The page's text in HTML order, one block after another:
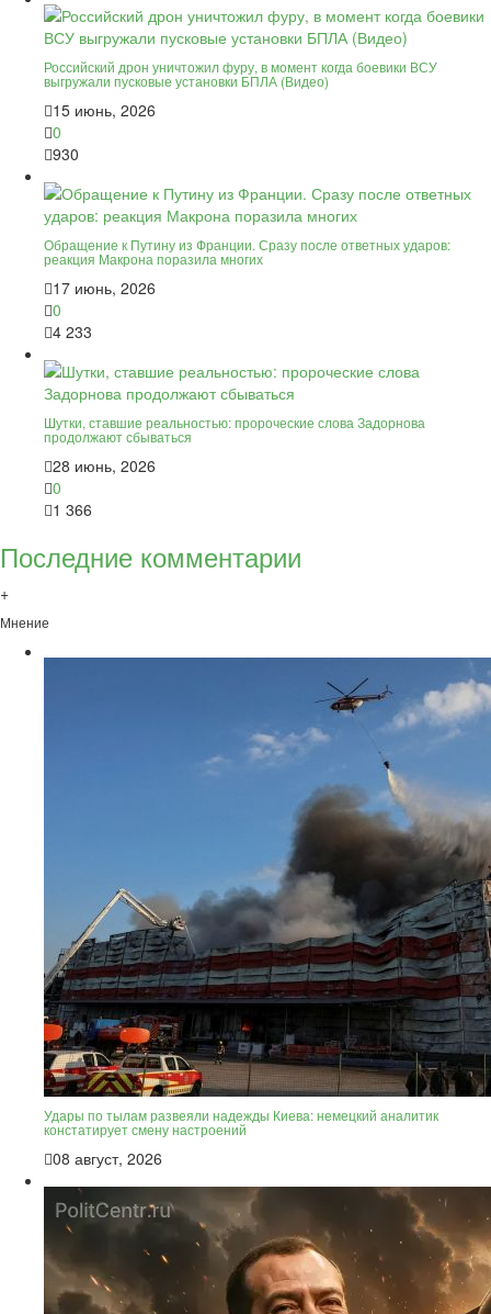
Российский дрон уничтожил фуру, в момент когда боевики ВСУ
выгружали пусковые установки БПЛА (Видео)
15 июнь, 2026
0
930
Обращение к Путину из Франции. Сразу после ответных ударов:
реакция Макрона поразила многих
17 июнь, 2026
0
4 233
Шутки, ставшие реальностью: пророческие слова Задорнова
продолжают сбываться
28 июнь, 2026
0
1 366
Последние комментарии
+
Мнение
Удары по тылам развеяли надежды Киева: немецкий аналитик
констатирует смену настроений
08 август, 2026